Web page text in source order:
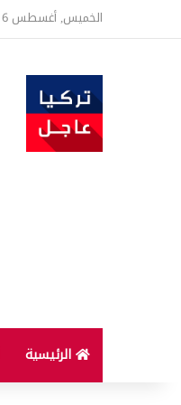
الخميس, أغسطس 6 2026
الرئيسية